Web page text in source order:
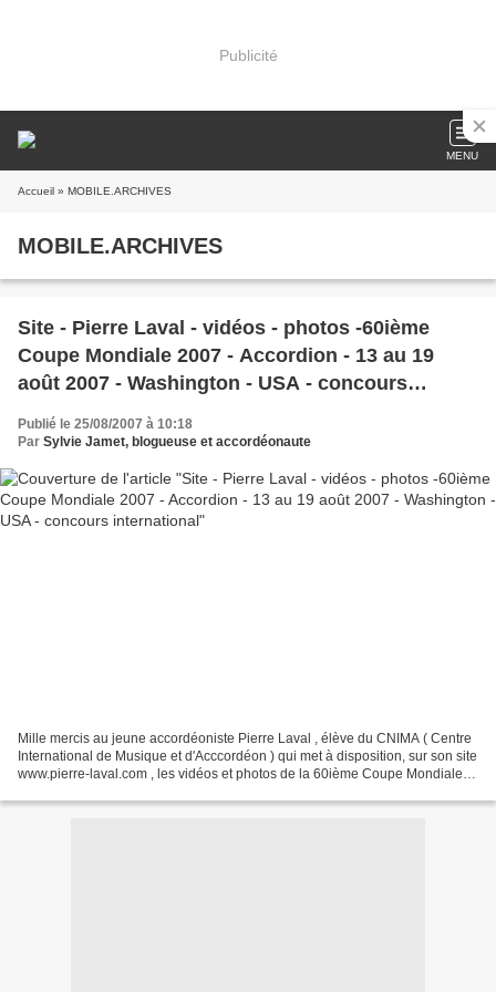
Publicité
MENU
Accueil » MOBILE.ARCHIVES
MOBILE.ARCHIVES
Site - Pierre Laval - vidéos - photos -60ième
Coupe Mondiale 2007 - Accordion - 13 au 19
août 2007 - Washington - USA - concours
international
Publié le 25/08/2007 à 10:18
Par Sylvie Jamet, blogueuse et accordéonaute
Mille mercis au jeune accordéoniste Pierre Laval , élève du CNIMA ( Centre
International de Musique et d'Acccordéon ) qui met à disposition, sur son site
www.pierre-laval.com , les vidéos et photos de la 60ième Coupe Mondiale